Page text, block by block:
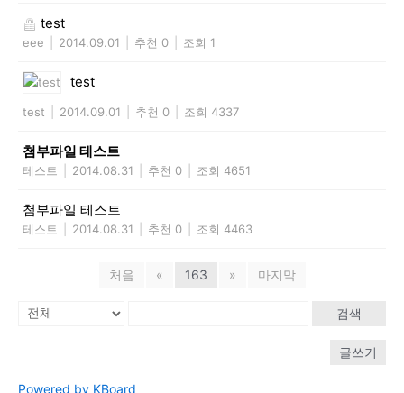
test
eee 2014.09.01 추천 0 조회 1
test
test 2014.09.01 추천 0 조회 4337
첨부파일 테스트
테스트 2014.08.31 추천 0 조회 4651
첨부파일 테스트
테스트 2014.08.31 추천 0 조회 4463
처음 « 163 » 마지막
검색
글쓰기
Powered by KBoard